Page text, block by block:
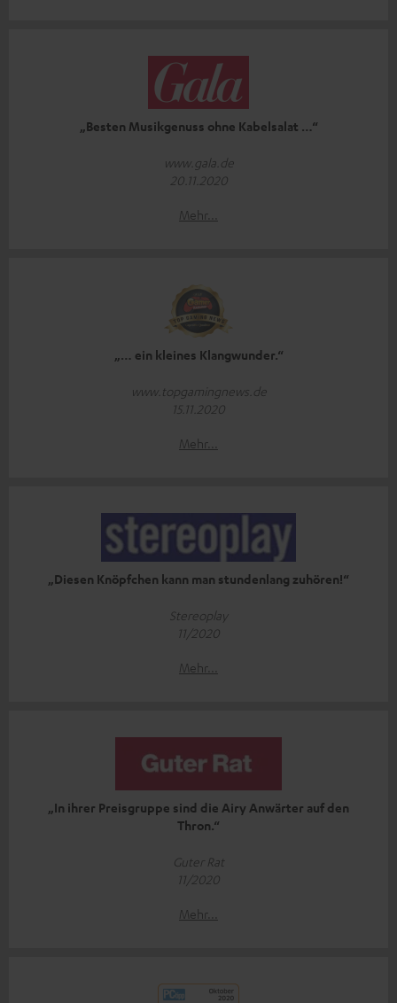
„Besten Musikgenuss ohne Kabelsalat …“
www.gala.de
20.11.2020
Mehr...
„… ein kleines Klangwunder.“
www.topgamingnews.de
15.11.2020
Mehr...
„Diesen Knöpfchen kann man stundenlang zuhören!“
Stereoplay
11/2020
Mehr...
„In ihrer Preisgruppe sind die Airy Anwärter auf den
Thron.“
Guter Rat
11/2020
Mehr...